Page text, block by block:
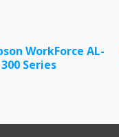
WorkForce AL-
300 Series